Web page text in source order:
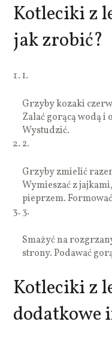
Kotleciki z
jak zrobić?
1.
Grzyby kozaki
Zalać gorącą wodą i
Wystudzić.
2.
Grzyby zmielić
Wymieszać z
pieprzem.
3.
Smażyć na
strony. Podawać
Kotleciki z
dodatkowe